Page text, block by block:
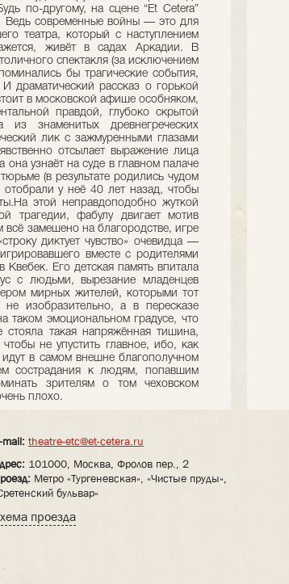
по-другому, на сцене “Et Cetera”
Ведь современные войны — это для
театра, который с наступлением
живёт в садах Аркадии. В
спектакля (за исключением
бы трагические события,
рассказ о горькой
в московской афише особняком,
правдой, глубоко скрытой
знаменитых древнегреческих
лик с зажмуренными глазами
отсылает выражение лица
она узнаёт на суде в главном палаче
(в результате родились чудом
у неё 40 лет назад, чтобы
этой неправдоподобно жуткой
трагедии, фабулу двигает мотив
замешено на благородстве, игре
диктует чувство» очевидца —
вместе с родителями
Его детская память впитала
с людьми, вырезание младенцев
мирных жителей, которыми тот
изобразительно, а в пересказе
таком эмоциональном градусе, что
такая напряжённая тишина,
не упустить главное, ибо, как
в самом внешне благополучном
сострадания к людям, попавшим
зрителям о том чеховском
плохо.
mail: theatre-etc@et-cetera.ru
101000, Москва, Фролов пер., 2
Метро «Тургеневская», «Чистые пруды»,
бульвар»
проезда